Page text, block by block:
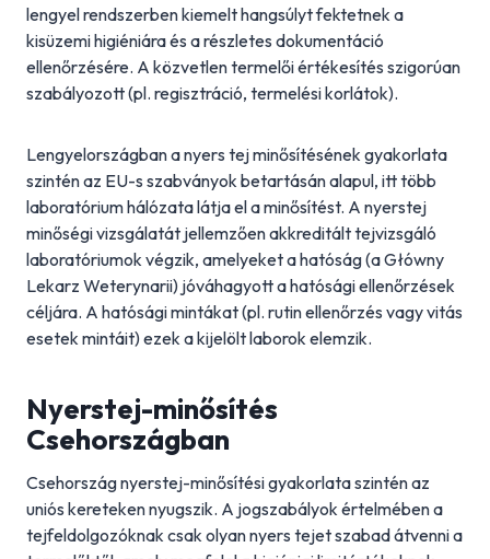
lengyel rendszerben kiemelt hangsúlyt fektetnek a
kisüzemi higiéniára és a részletes dokumentáció
ellenőrzésére. A közvetlen termelői értékesítés szigorúan
szabályozott (pl. regisztráció, termelési korlátok).
Lengyelországban a nyers tej minősítésének gyakorlata
szintén az EU-s szabványok betartásán alapul, itt több
laboratórium hálózata látja el a minősítést. A nyerstej
minőségi vizsgálatát jellemzően akkreditált tejvizsgáló
laboratóriumok végzik, amelyeket a hatóság (a Główny
Lekarz Weterynarii) jóváhagyott a hatósági ellenőrzések
céljára. A hatósági mintákat (pl. rutin ellenőrzés vagy vitás
esetek mintáit) ezek a kijelölt laborok elemzik.
Nyerstej-minősítés
Csehországban
Csehország nyerstej-minősítési gyakorlata szintén az
uniós kereteken nyugszik. A jogszabályok értelmében a
tejfeldolgozóknak csak olyan nyers tejet szabad átvenni a